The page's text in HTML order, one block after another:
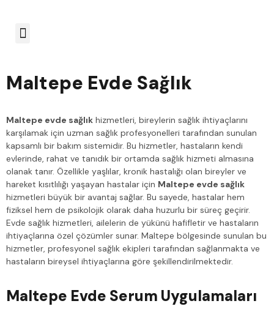
Maltepe Evde Sağlık
Maltepe evde sağlık hizmetleri, bireylerin sağlık ihtiyaçlarını
karşılamak için uzman sağlık profesyonelleri tarafından sunulan
kapsamlı bir bakım sistemidir. Bu hizmetler, hastaların kendi
evlerinde, rahat ve tanıdık bir ortamda sağlık hizmeti almasına
olanak tanır. Özellikle yaşlılar, kronik hastalığı olan bireyler ve
hareket kısıtlılığı yaşayan hastalar için Maltepe evde sağlık
hizmetleri büyük bir avantaj sağlar. Bu sayede, hastalar hem
fiziksel hem de psikolojik olarak daha huzurlu bir süreç geçirir.
Evde sağlık hizmetleri, ailelerin de yükünü hafifletir ve hastaların
ihtiyaçlarına özel çözümler sunar. Maltepe bölgesinde sunulan bu
hizmetler, profesyonel sağlık ekipleri tarafından sağlanmakta ve
hastaların bireysel ihtiyaçlarına göre şekillendirilmektedir.
Maltepe Evde Serum Uygulamaları